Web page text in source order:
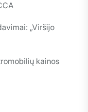
„Viršijo
kainos